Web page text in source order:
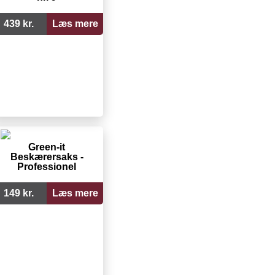
439 kr. Læs mere
Green-it
Beskærersaks -
Professionel
149 kr. Læs mere